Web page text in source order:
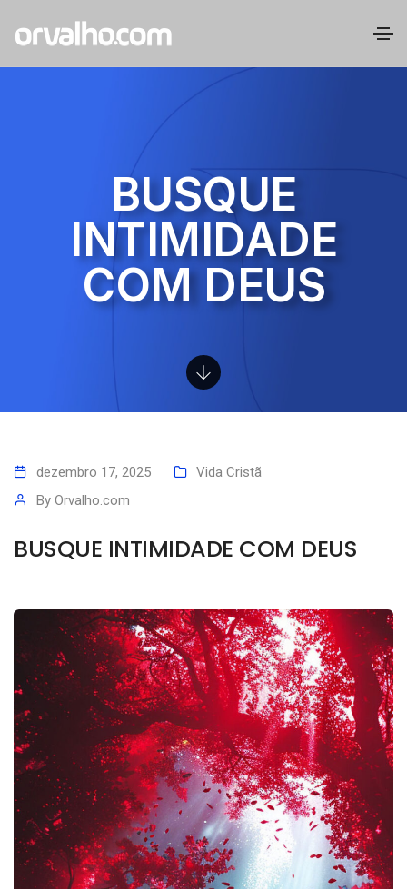
BUSQUE
INTIMIDADE
COM DEUS
dezembro 17, 2025
Vida Cristã
By Orvalho.com
BUSQUE INTIMIDADE COM DEUS